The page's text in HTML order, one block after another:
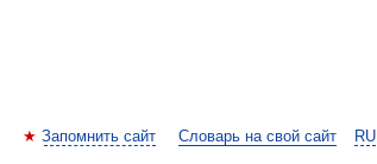
RU
Запомнить сайт Словарь на свой сайт